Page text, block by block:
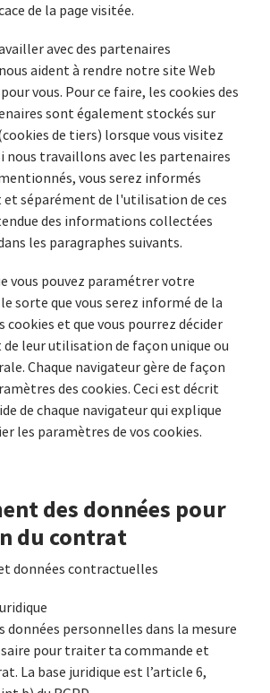
de la page visitée.
avec des partenaires
aident à rendre notre site Web
vous. Pour ce faire, les cookies des
sont également stockés sur
de tiers) lorsque vous visitez
nous travaillons avec les partenaires
vous serez informés
séparément de l'utilisation de ces
des informations collectées
les paragraphes suivants.
vous pouvez paramétrer votre
sorte que vous serez informé de la
et que vous pourrez décider
leur utilisation de façon unique ou
Chaque navigateur gère de façon
des cookies. Ceci est décrit
de chaque navigateur qui explique
les paramètres de vos cookies.
des données pour
du contrat
données contractuelles
personnelles dans la mesure
pour traiter ta commande et
La base juridique est l’article 6,